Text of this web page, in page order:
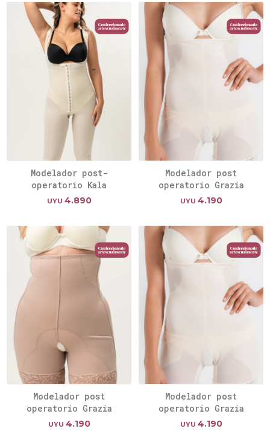
Modelador post-
operatorio Kala
UYU 4.890
Modelador post
operatorio Grazia
UYU 4.190
Modelador post
operatorio Grazia
UYU 4.190
Modelador post
operatorio Grazia
UYU 4.190